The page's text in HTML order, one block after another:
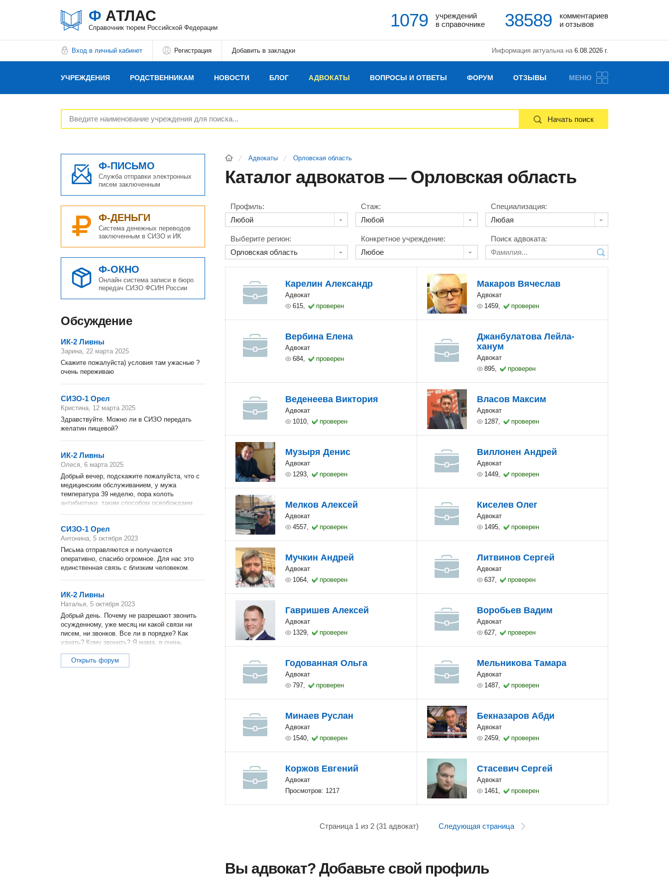
Ф АТЛАС
Справочник тюрем Российской Федерации 1079
учреждений
в справочнике
38589
комментариев
и отзывов
Информация актуальна на6.08.2026 г.
Вход в личный кабинет Регистрация Добавить в закладки
УЧРЕЖДЕНИЯ РОДСТВЕННИКАМ НОВОСТИ БЛОГ АДВОКАТЫ ВОПРОСЫ И ОТВЕТЫ ФОРУМ ОТЗЫВЫ
РЕКЛАМОДАТЕЛЯМ
МЕНЮ
Начать поиск
Адвокаты Орловская область
Каталог адвокатов — Орловская область
Профиль: Стаж: Специализация:
Выберите регион: Конкретное учреждение: Поиск адвоката:
Карелин Александр
Адвокат
615,
проверен
Макаров Вячеслав
Адвокат
1459,
проверен
Вербина Елена
Адвокат
684,
проверен
Джанбулатова Лейла-
ханум
Адвокат
895,
проверен
Веденеева Виктория
Адвокат
1010,
проверен
Власов Максим
Адвокат
1287,
проверен
Музыря Денис
Адвокат
1293,
проверен
Виллонен Андрей
Адвокат
1449,
проверен
Мелков Алексей
Адвокат
4557,
проверен
Киселев Олег
Адвокат
1495,
проверен
Мучкин Андрей
Адвокат
1064,
проверен
Литвинов Сергей
Адвокат
637,
проверен
Гавришев Алексей
Адвокат
1329,
проверен
Воробьев Вадим
Адвокат
627,
проверен
Годованная Ольга
Адвокат
797,
проверен
Мельникова Тамара
Адвокат
1487,
проверен
Минаев Руслан
Адвокат
1540,
проверен
Бекназаров Абди
Адвокат
2459,
проверен
Коржов Евгений
Адвокат
Просмотров: 1217
Стасевич Сергей
Адвокат
1461,
проверен
Страница 1 из 2 (31 адвокат) Следующая страница
Вы адвокат? Добавьте свой профиль
Ф-ПИСЬМО
Служба отправки электронных
писем заключенным
Ф-ДЕНЬГИ
Система денежных переводов
заключенным в СИЗО и ИК
Ф-ОКНО
Онлайн система записи в бюро
передач СИЗО ФСИН России
Обсуждение
ИК-2 Ливны
Зарина, 22 марта 2025
Скажите пожалуйста) условия там ужасные ?
очень переживаю
СИЗО-1 Орел
Кристина, 12 марта 2025
Здравствуйте. Можно ли в СИЗО передать
желатин пищевой?
ИК-2 Ливны
Олеся, 6 марта 2025
Добрый вечер, подскажите пожалуйста, что с
медицинским обслуживанием, у мужа
температура 39 неделю, пора колоть
антибиотики, таким способом освобождаем
СИЗО-1 Орел
Антонина, 5 октября 2023
Письма отправляются и получаются
оперативно, спасибо огромное. Для нас это
единственная связь с близким человеком.
ИК-2 Ливны
Наталья, 5 октября 2023
Добрый день. Почему не разрешают звонить
осужденному, уже месяц ни какой связи ни
писем, ни звонков. Все ли в порядке? Как
узнать? Кому звонить? Я мама, я очень
Открыть форум